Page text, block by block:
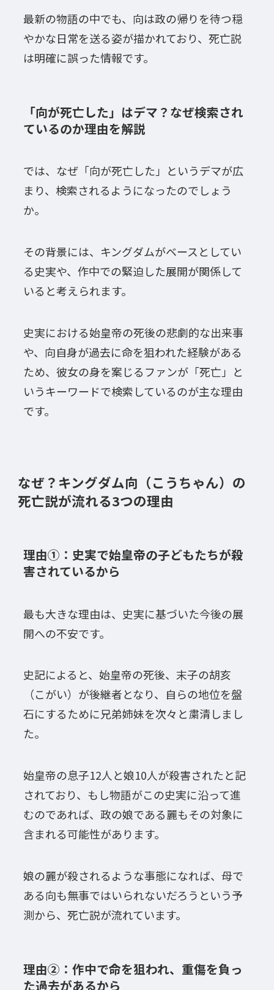
最新の物語の中でも、向は政の帰りを待つ穏
やかな日常を送る姿が描かれており、死亡説
は明確に誤った情報です。
「向が死亡した」はデマ？なぜ検索され
ているのか理由を解説
では、なぜ「向が死亡した」というデマが広
まり、検索されるようになったのでしょう
か。
その背景には、キングダムがベースとしてい
る史実や、作中での緊迫した展開が関係して
いると考えられます。
史実における始皇帝の死後の悲劇的な出来事
や、向自身が過去に命を狙われた経験がある
ため、彼女の身を案じるファンが「死亡」と
いうキーワードで検索しているのが主な理由
です。
なぜ？キングダム向（こうちゃん）の
死亡説が流れる3つの理由
理由①：史実で始皇帝の子どもたちが殺
害されているから
最も大きな理由は、史実に基づいた今後の展
開への不安です。
史記によると、始皇帝の死後、末子の胡亥
（こがい）が後継者となり、自らの地位を盤
石にするために兄弟姉妹を次々と粛清しまし
た。
始皇帝の息子12人と娘10人が殺害されたと記
されており、もし物語がこの史実に沿って進
むのであれば、政の娘である麗もその対象に
含まれる可能性があります。
娘の麗が殺されるような事態になれば、母で
ある向も無事ではいられないだろうという予
測から、死亡説が流れています。
理由②：作中で命を狙われ、重傷を負っ
た過去があるから